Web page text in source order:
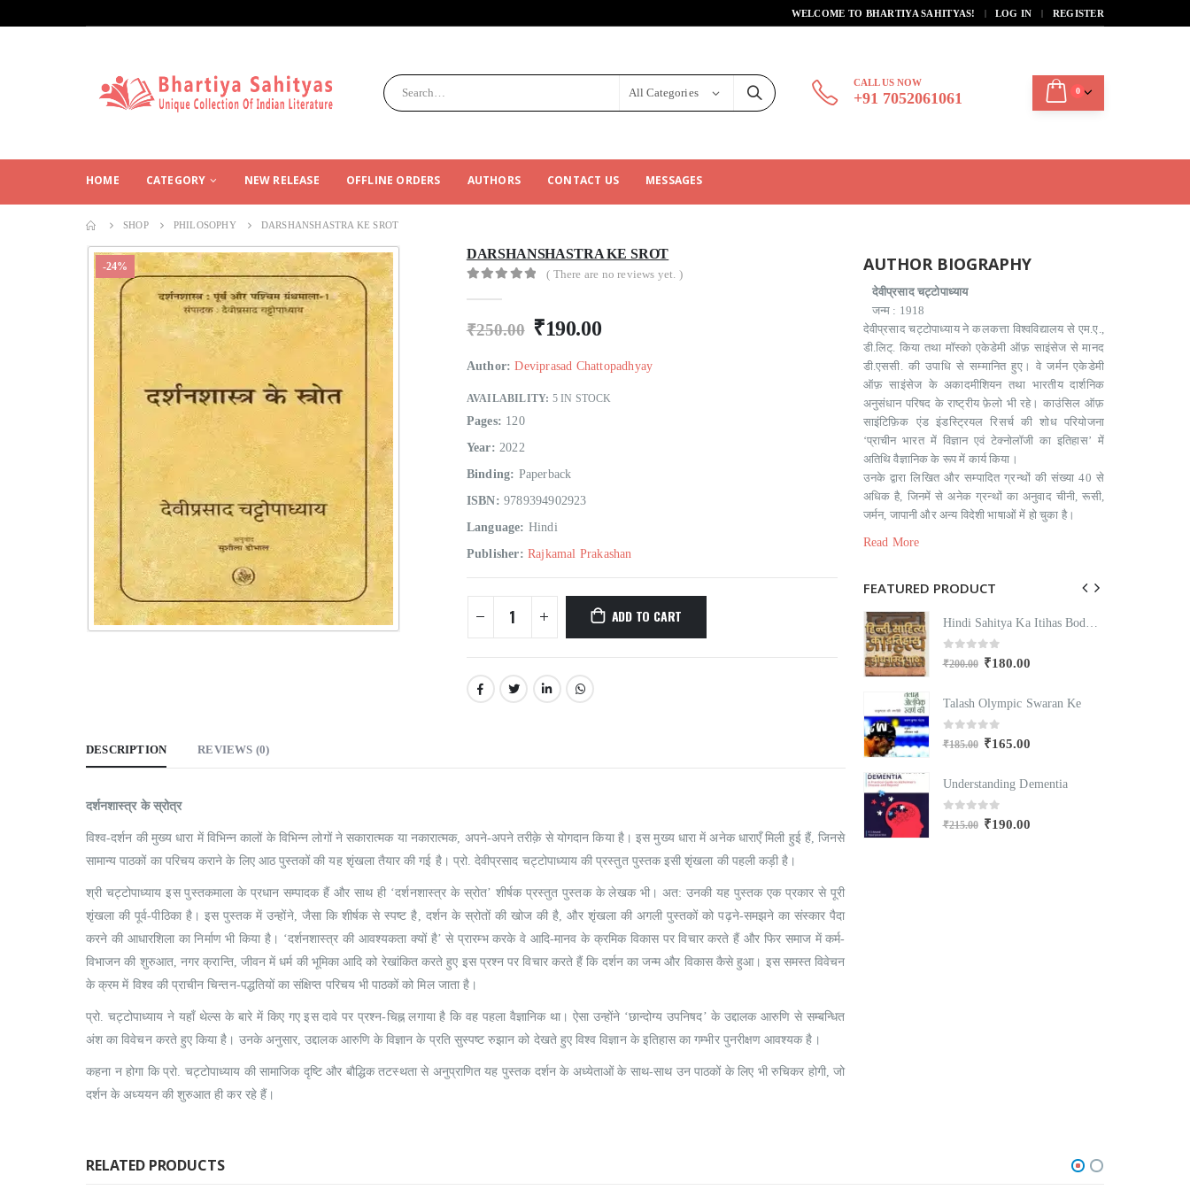
WELCOME TO BHARTIYA SAHITYAS! | LOG IN REGISTER
All Categories
CALL US NOW
+91 7052061061 0
HOME CATEGORY NEW RELEASE OFFLINE ORDERS AUTHORS CONTACT US MESSAGES
SHOP PHILOSOPHY DARSHANSHASTRA KE SROT
-24%
DARSHANSHASTRA KE SROT
( There are no reviews yet. )
₹250.00 ₹190.00
Author: Deviprasad Chattopadhyay
AVAILABILITY: 5 IN STOCK
Pages: 120
Year: 2022
Binding: Paperback
ISBN: 9789394902923
Language: Hindi
Publisher: Rajkamal Prakashan
ADD TO CART
DESCRIPTION REVIEWS (0)
दर्शनशास्त्र के स्रोत्र
विश्व-दर्शन की मुख्य धारा में विभिन्न कालों के विभिन्न लोगों ने सकारात्मक या नकारात्मक, अपने-अपने तरीक़े से योगदान किया है। इस मुख्य धारा में अनेक धाराएँ मिली हुई हैं, जिनसे
सामान्य पाठकों का परिचय कराने के लिए आठ पुस्तकों की यह शृंखला तैयार की गई है। प्रो. देवीप्रसाद चट्टोपाध्याय की प्रस्तुत पुस्तक इसी शृंखला की पहली कड़ी है।
श्री चट्टोपाध्याय इस पुस्तकमाला के प्रधान सम्पादक हैं और साथ ही ‘दर्शनशास्त्र के स्रोत’ शीर्षक प्रस्तुत पुस्तक के लेखक भी। अत: उनकी यह पुस्तक एक प्रकार से पूरी
शृंखला की पूर्व-पीठिका है। इस पुस्तक में उन्होंने, जैसा कि शीर्षक से स्पष्ट है, दर्शन के स्रोतों की खोज की है, और शृंखला की अगली पुस्तकों को पढ़ने-समझने का संस्कार पैदा
करने की आधारशिला का निर्माण भी किया है। ‘दर्शनशास्त्र की आवश्यकता क्यों है’ से प्रारम्भ करके वे आदि-मानव के क्रमिक विकास पर विचार करते हैं और फिर समाज में कर्म-
विभाजन की शुरुआत, नगर क्रान्ति, जीवन में धर्म की भूमिका आदि को रेखांकित करते हुए इस प्रश्न पर विचार करते हैं कि दर्शन का जन्म और विकास कैसे हुआ। इस समस्त विवेचन
के क्रम में विश्व की प्राचीन चिन्तन-पद्धतियों का संक्षिप्त परिचय भी पाठकों को मिल जाता है।
प्रो. चट्टोपाध्याय ने यहाँ थेल्स के बारे में किए गए इस दावे पर प्रश्न-चिह्न लगाया है कि वह पहला वैज्ञानिक था। ऐसा उन्होंने ‘छान्दोग्य उपनिषद’ के उद्दालक आरुणि से सम्बन्धित
अंश का विवेचन करते हुए किया है। उनके अनुसार, उद्दालक आरुणि के विज्ञान के प्रति सुस्पष्ट रुझान को देखते हुए विश्व विज्ञान के इतिहास का गम्भीर पुनरीक्षण आवश्यक है।
कहना न होगा कि प्रो. चट्टोपाध्याय की सामाजिक दृष्टि और बौद्धिक तटस्थता से अनुप्राणित यह पुस्तक दर्शन के अध्येताओं के साथ-साथ उन पाठकों के लिए भी रुचिकर होगी, जो
दर्शन के अध्ययन की शुरुआत ही कर रहे हैं।
AUTHOR BIOGRAPHY
देवीप्रसाद चट्टोपाध्याय
जन्‍म : 1918
देवीप्रसाद चट्टोपाध्याय ने कलकत्ता विश्वविद्यालय से एम.ए.,
डी.लिट्. किया तथा मॉस्को एकेडेमी ऑफ़ साइंसेज से मानद
डी.एससी. की उपाधि से सम्मानित हुए। वे जर्मन एकेडेमी
ऑफ़ साइंसेज के अकादमीशियन तथा भारतीय दार्शनिक
अनुसंधान परिषद के राष्ट्रीय फ़ेलो भी रहे। काउंसिल ऑफ़
साइंटिफ़‍िक एंड इंडस्ट्रियल रिसर्च की शोध परियोजना
‘प्राचीन भारत में विज्ञान एवं टेक्नोलॉजी का इतिहास’ में
अतिथि वैज्ञानिक के रूप में कार्य किया।
उनके द्वारा लिखित और सम्‍पादित ग्रन्‍थों की संख्या 40 से
अधिक है, जिनमें से अनेक ग्रन्‍थों का अनुवाद चीनी, रूसी,
जर्मन, जापानी और अन्य विदेशी भाषाओं में हो चुका है।
Read More
FEATURED PRODUCT
Hindi Sahitya Ka Itihas Bodhgamya Path
out of 5
Talash Olympic Swaran Ke
0out of 5
Hindi Sahitya Ka Itihas Bodhgamya Path
0out of 5
₹200.00 ₹180.00
Talash Olympic Swaran Ke
0out of 5
₹185.00 ₹165.00
Understanding Dementia
0out of 5
₹215.00 ₹190.00
RELATED PRODUCTS